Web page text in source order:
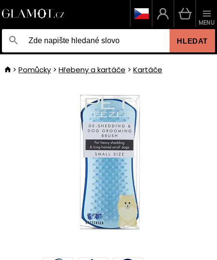
HLEDAT
MENU
Pomůcky Hřebeny a kartáče Kartáče